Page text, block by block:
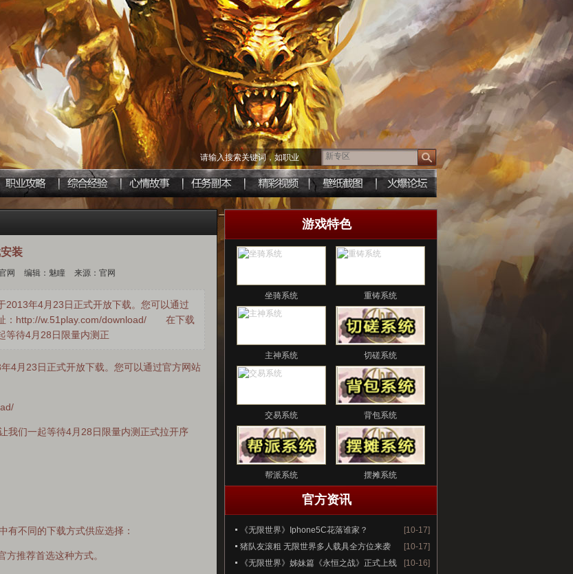
请输入搜索关键词，如职业
装
网 编辑：魅瞳 来源：官网
年4月23日正式开放下载。您可以通过
：http://w.51play.com/download/ 在下载
等待4月28日限量内测正
月23日正式开放下载。您可以通过官方网站
们一起等待4月28日限量内测正式拉开序
不同的下载方式供应选择：
推荐首选这种方式。
游戏特色
坐骑系统 重铸系统
主神系统 切磋系统
交易系统 背包系统
帮派系统 摆摊系统
官方资讯
[10-17]
《无限世界》Iphone5C花落谁家？
[10-17]
猪队友滚粗 无限世界多人载具全方位来袭
[10-16]
《无限世界》姊妹篇《永恒之战》正式上线